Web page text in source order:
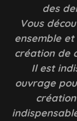
des
Vous
ensemble
création de
Il est
ouvrage